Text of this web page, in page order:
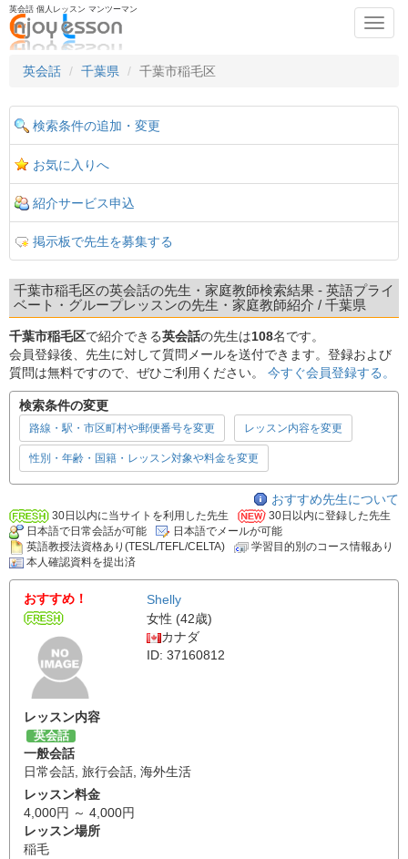
英会話 個人レッスン マンツーマン
英会話
千葉県 千葉市稲毛区
検索条件の追加・変更
お気に入りへ
紹介サービス申込
掲示板で先生を募集する
千葉市稲毛区の英会話の先生・家庭教師検索結果 - 英語プライ
ベート・グループレッスンの先生・家庭教師紹介 / 千葉県
千葉市稲毛区で紹介できる英会話の先生は108名です。
会員登録後、先生に対して質問メールを送付できます。登録および
質問は無料ですので、ぜひご利用ください。 今すぐ会員登録する。
検索条件の変更
路線・駅・市区町村や郵便番号を変更 レッスン内容を変更
性別・年齢・国籍・レッスン対象や料金を変更
おすすめ先生について
30日以内に当サイトを利用した先生
30日以内に登録した先生
日本語で日常会話が可能
日本語でメールが可能
英語教授法資格あり(TESL/TEFL/CELTA)
学習目的別のコース情報あり
本人確認資料を提出済
おすすめ！
Shelly
女性 (42歳)
カナダ
ID: 37160812
レッスン内容
英会話
一般会話
日常会話, 旅行会話, 海外生活
レッスン料金
4,000円 ～ 4,000円
レッスン場所
稲毛